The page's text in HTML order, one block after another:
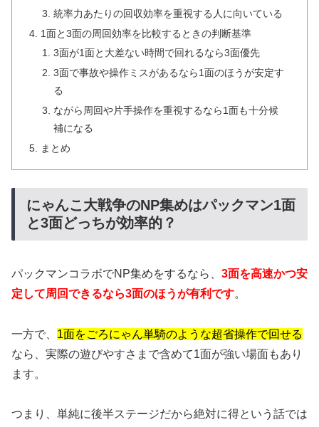
統率力あたりの回収効率を重視する人に向いている
1面と3面の周回効率を比較するときの判断基準
3面が1面と大差ない時間で回れるなら3面優先
3面で事故や操作ミスがあるなら1面のほうが安定す
る
ながら周回や片手操作を重視するなら1面も十分候
補になる
まとめ
にゃんこ大戦争のNP集めはパックマン1面
と3面どっちが効率的？
パックマンコラボでNP集めをするなら、 3面を高速かつ安
定して周回できるなら3面のほうが有利です。
一方で、 1面をごろにゃん単騎のような超省操作で回せる
なら、実際の遊びやすさまで含めて1面が強い場面もあり
ます。
つまり、単純に後半ステージだから絶対に得という話では